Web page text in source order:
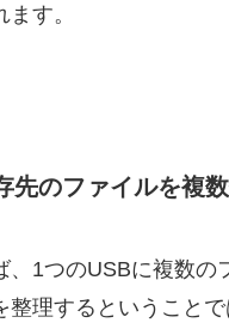
す。
先のファイルを複
、1つのUSBに複数の
整理するということ